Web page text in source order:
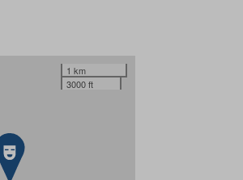
1 km
3000 ft